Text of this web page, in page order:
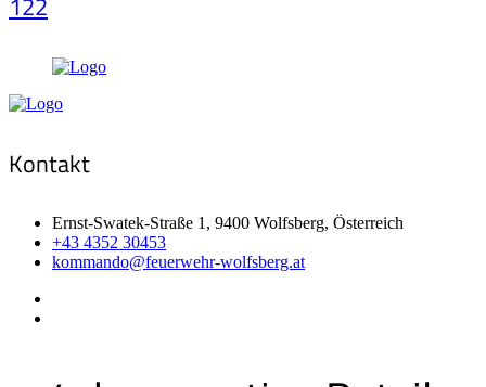
Kontakt
Ernst-Swatek-Straße 1, 9400 Wolfsberg, Österreich
+43 4352 30453
kommando@feuerwehr-wolfsberg.at